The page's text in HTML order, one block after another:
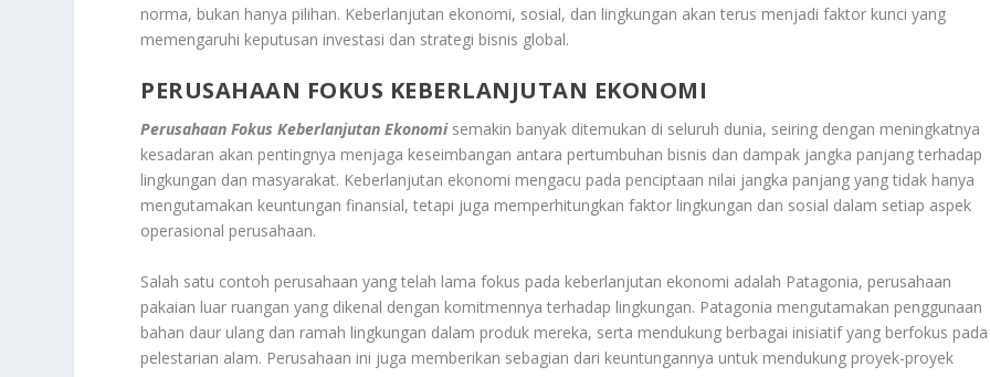
norma, bukan hanya pilihan. Keberlanjutan ekonomi, sosial, dan lingkungan akan terus menjadi faktor kunci yang
memengaruhi keputusan investasi dan strategi bisnis global.
PERUSAHAAN FOKUS KEBERLANJUTAN EKONOMI
Perusahaan Fokus Keberlanjutan Ekonomisemakin banyak ditemukan di seluruh dunia, seiring dengan meningkatnya
kesadaran akan pentingnya menjaga keseimbangan antara pertumbuhan bisnis dan dampak jangka panjang terhadap
lingkungan dan masyarakat. Keberlanjutan ekonomi mengacu pada penciptaan nilai jangka panjang yang tidak hanya
mengutamakan keuntungan finansial, tetapi juga memperhitungkan faktor lingkungan dan sosial dalam setiap aspek
operasional perusahaan.
Salah satu contoh perusahaan yang telah lama fokus pada keberlanjutan ekonomi adalah Patagonia, perusahaan
pakaian luar ruangan yang dikenal dengan komitmennya terhadap lingkungan. Patagonia mengutamakan penggunaan
bahan daur ulang dan ramah lingkungan dalam produk mereka, serta mendukung berbagai inisiatif yang berfokus pada
pelestarian alam. Perusahaan ini juga memberikan sebagian dari keuntungannya untuk mendukung proyek-proyek